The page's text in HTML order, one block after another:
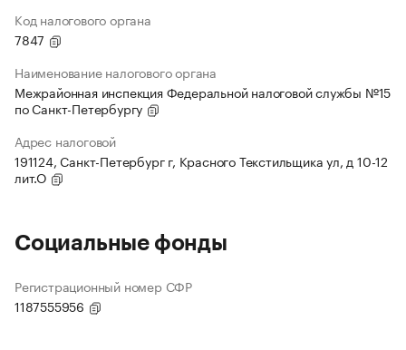
Код налогового органа
7847
Наименование налогового органа
Межрайонная инспекция Федеральной налоговой службы №15
по Санкт-Петербургу
Адрес налоговой
191124, Санкт-Петербург г, Красного Текстильщика ул, д 10-12
лит.О
Социальные фонды
Регистрационный номер СФР
1187555956